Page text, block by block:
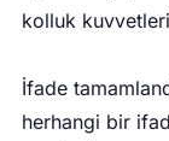
kolluk
İfade
herhangi bir